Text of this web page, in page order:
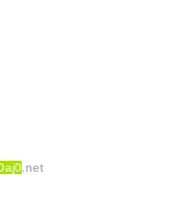
.net